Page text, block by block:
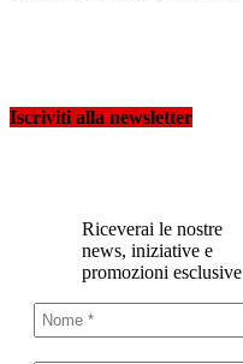
Iscriviti alla newsletter
Riceverai le nostre
news, iniziative e
promozioni esclusive